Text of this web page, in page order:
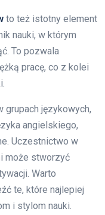
to też istotny element
nauki, w którym
To pozwala
pracę, co z kolei
grupach językowych,
angielskiego,
Uczestnictwo w
może stworzyć
Warto
te, które najlepiej
i stylom nauki.